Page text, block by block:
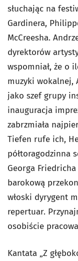
słuchając na
Gardinera,
McCreesha.
dyrektorów
wspomniał, że o
muzyki wokalnej,
jako szef grupy
inauguracja
zabrzmiała
Tiefen rufe ich,
półtoragodzinna
Georga
barokową
włoski dyrygent
repertuar.
osobiście
Kantata „Z